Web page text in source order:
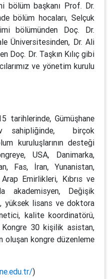
bölüm başkanı Prof. Dr.
bölüm hocaları, Selçuk
bölümünden Doç. Dr.
Üniversitesinden, Dr. Ali
Doç. Dr. Taşkın Kılıç gibi
ve yönetim kurulu
Gümüşhane
sahipliğinde, birçok
kuruluşlarının desteği
USA, Danimarka,
Fas, İran, Yunanistan,
Emirlikleri, Kıbrıs ve
akademisyen, Değişik
yüksek lisans ve doktora
kalite koordinatörü,
30 kişilik asistan,
oluşan kongre düzenleme
)